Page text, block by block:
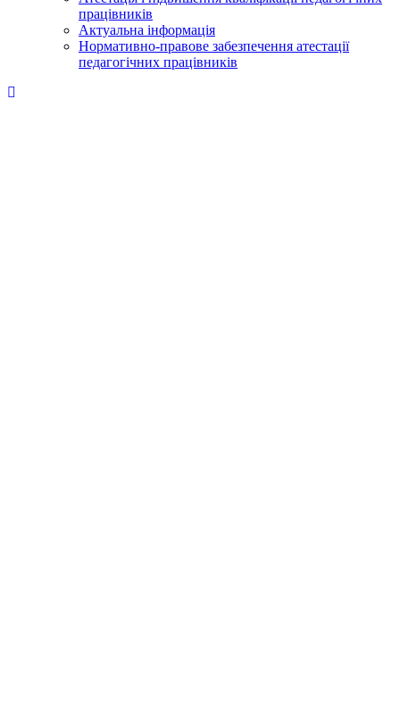
працівників
Актуальна інформація
Нормативно-правове забезпечення атестації
педагогічних працівників